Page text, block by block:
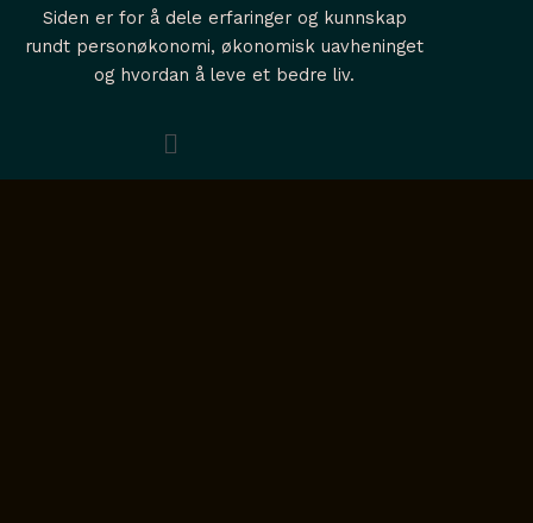
a
g
r
u
b
e
e
d
i
i
f
y
Siden er for å dele erfaringer og kunnskap
rundt personøkonomi, økonomisk uavheninget
og hvordan å leve et bedre liv.
Menu